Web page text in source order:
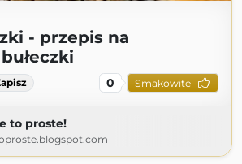
- przepis na
0 Smakowite
to proste!